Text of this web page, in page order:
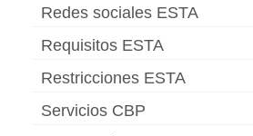
Redes sociales ESTA
Requisitos ESTA
Restricciones ESTA
Servicios CBP